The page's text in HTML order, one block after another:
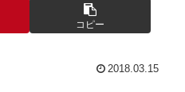
コピー
2018.03.15